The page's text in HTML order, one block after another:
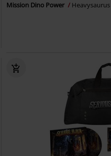
Mission Dino Power Heavysaurus